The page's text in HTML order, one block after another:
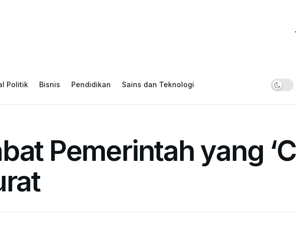
Politik Bisnis Pendidikan Sains dan Teknologi
Pemerintah yang